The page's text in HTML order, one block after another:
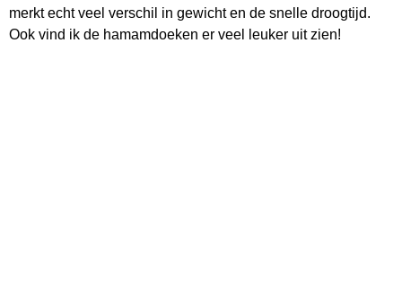
merkt echt veel verschil in gewicht en de snelle droogtijd.
Ook vind ik de hamamdoeken er veel leuker uit zien!